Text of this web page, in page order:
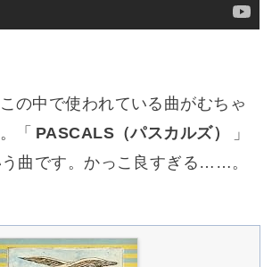
の中で使われている曲がむちゃ
「 PASCALS（パスカルズ）
」
う曲です。かっこ良すぎる……。